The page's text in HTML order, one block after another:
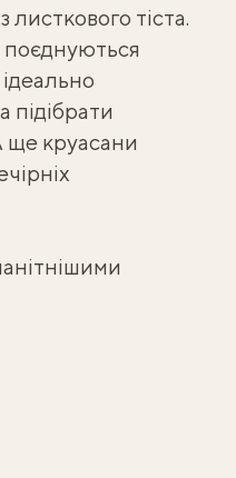
листкового тіста.
підібрати
ще круасани